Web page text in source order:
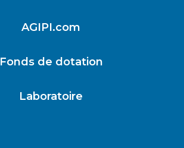
AGIPI.com
Fonds de dotation
Laboratoire